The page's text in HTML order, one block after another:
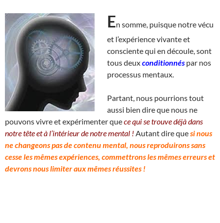
En somme, puisque notre vécu
et l’expérience vivante et
consciente qui en découle, sont
tous deuxconditionnéspar nos
processus mentaux.
Partant, nous pourrions tout
aussi bien dire que nous ne
pouvons vivre et expérimenter quece qui se trouve déjà dans
notre tête et à l’intérieur de notre mental ! Autant dire quesi nous
ne changeons pas de contenu mental, nous reproduirons sans
cesse les mêmes expériences, commettrons les mêmes erreurs et
devrons nous limiter aux mêmes réussites !